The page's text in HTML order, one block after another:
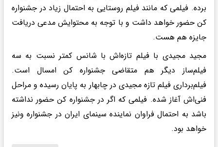
برده. فیلمی که مانند فیلم روستایی به احتمال زیاد در جشنواره
کن حضور خواهد داشت و با توجه به محتوایش مدعی دریافت
جایزه هم هست.
مجید مجیدی با فیلم تازه‌اش با شانس کمتر نسبت به سه
فیلم‌ساز دیگر هم متقاضی جشنواره کن امسال است.
فیلم‌برداری فیلم تازه مجیدی در چابهار به پایان رسیده و مراحل
فنی‌اش آغاز شده. فیلمی که اگر در جشنواره کن حضور نداشته
باشد به احتمال فراوان نماینده سینمای ایران در جشنواره ونیز
خواهد بود.